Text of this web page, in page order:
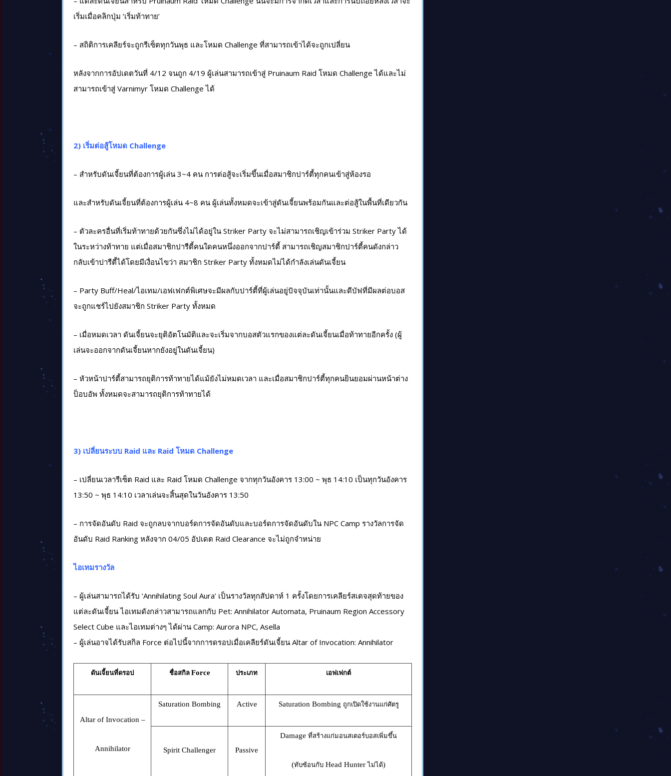
เริ่มเมื่อคลิกปุ่ม ‘เริ่มท้าทาย’
– สถิติการเคลียร์จะถูกรีเซ็ตทุกวันพุธ และโหมด Challenge ที่สามารถเข้าได้จะถูกเปลี่ยน
หลังจากการอัปเดตวันที่ 4/12 จนถูก 4/19 ผู้เล่นสามารถเข้าสู่ Pruinaum Raid โหมด Challenge ได้และไม่
สามารถเข้าสู่ Varnimyr โหมด Challenge ได้
2) เริ่มต่อสู้โหมด Challenge
– สำหรับดันเจี้ยนที่ต้องการผู้เล่น 3~4 คน การต่อสู้จะเริ่มขึ้นเมื่อสมาชิกปาร์ตี้ทุกคนเข้าสู่ห้องรอ
และสำหรับดันเจี้ยนที่ต้องการผู้เล่น 4~8 คน ผู้เล่นทั้งหมดจะเข้าสู่ดันเจี้ยนพร้อมกันและต่อสู้ในพื้นที่เดียวกัน
– ตัวละครอื่นที่เริ่มท้าทายด้วยกันซึ่งไม่ได้อยู่ใน Striker Party จะไม่สามารถเชิญเข้าร่วม Striker Party ได้
ในระหว่างท้าทาย แต่เมื่อสมาชิกปารืตี้คนใดคนหนึ่งออกจากปาร์ตี้ สามารถเชิญสมาชิกปาร์ตี้คนดังกล่าว
กลับเข้าปารืตี้ได้โดยมีเงื่อนไขว่า สมาชิก Striker Party ทั้งหมดไม่ได้กำลังเล่นดันเจี้ยน
– Party Buff/Heal/ไอเทม/เอฟเฟกต์พิเศษจะมีผลกับปาร์ตี้ที่ผู้เล่นอยู่ปัจจุบันเท่านั้นและดีบัฟที่มีผลต่อบอส
จะถูกแชร์ไปยังสมาชิก Striker Party ทั้งหมด
– เมื่อหมดเวลา ดันเจี้ยนจะยุติอัตโนมัติและจะเริ่มจากบอสตัวแรกของแต่ละดันเจี้ยนเมื่อท้าทายอีกครั้ง (ผู้
เล่นจะออกจากดันเจี้ยนหากยังอยู่ในดันเจี้ยน)
– หัวหน้าปาร์ตี้สามารถยุติการท้าทายได้แม้ยังไม่หมดเวลา และเมื่อสมาชิกปาร์ตี้ทุกคนยินยอมผ่านหน้าต่าง
ป็อบอัพ ทั้งหมดจะสามารถยุติการท้าทายได้
3) เปลี่ยนระบบ Raid และ Raid โหมด Challenge
– เปลี่ยนเวลารีเซ็ต Raid และ Raid โหมด Challenge จากทุกวันอังคาร 13:00 ~ พุธ 14:10 เป็นทุกวันอังคาร
13:50 ~ พุธ 14:10 เวลาเล่นจะสิ้นสุดในวันอังคาร 13:50
– การจัดอันดับ Raid จะถูกลบจากบอร์ดการจัดอันดับและบอร์ดการจัดอันดับใน NPC Camp รางวัลการจัด
อันดับ Raid Ranking หลังจาก 04/05 อัปเดต Raid Clearance จะไม่ถูกจำหน่าย
ไอเทมรางวัล
– ผู้เล่นสามารถได้รับ ‘Annihilating Soul Aura’ เป็นรางวัลทุกสัปดาห์ 1 ครั้งโดยการเคลียร์สเตจสุดท้ายของ
แต่ละดันเจี้ยน ไอเทมดังกล่าวสามารถแลกกับ Pet: Annihilator Automata, Pruinaum Region Accessory
Select Cube และไอเทมต่างๆ ได้ผ่าน Camp: Aurora NPC, Asella
– ผู้เล่นอาจได้รับสกิล Force ต่อไปนี้จากการดรอปเมื่อเคลียร์ดันเจี้ยน Altar of Invocation: Annihilator
ดันเจี้ยนที่ดรอป ชื่อสกิล Force ประเภท เอฟเฟกต์
Altar of Invocation –
Annihilator
Saturation Bombing Active Saturation Bombing ถูกเปิดใช้งานแก่ศัตรู
Spirit Challenger Passive
Damage ที่สร้างแก่มอนสเตอร์บอสเพิ่มขึ้น
(ทับซ้อนกับ Head Hunter ไม่ได้)